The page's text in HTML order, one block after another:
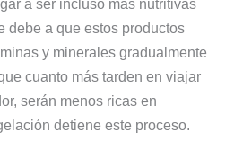
a ser incluso más nutritivas
debe a que estos productos
y minerales gradualmente
cuanto más tarden en viajar
serán menos ricas en
detiene este proceso.